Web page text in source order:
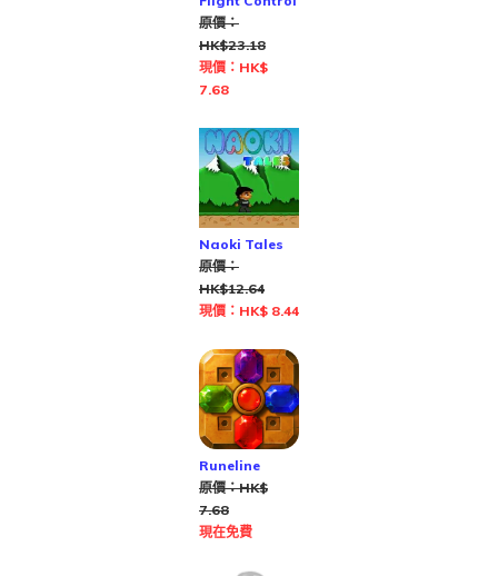
原價：
HK$23.18
現價：HK$
7.68
Naoki Tales
原價：
HK$12.64
現價：HK$ 8.44
Runeline
原價：HK$
7.68
現在免費